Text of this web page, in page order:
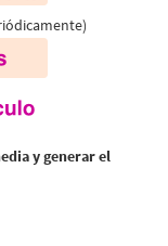
y generar el